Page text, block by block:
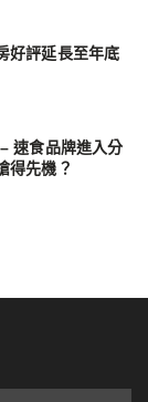
好評延長至年底
速食品牌進入分
得先機？